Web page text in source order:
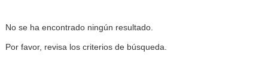
No se ha encontrado ningún resultado.
Por favor, revisa los criterios de búsqueda.